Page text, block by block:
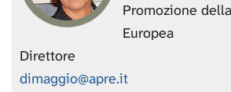
Promozione
Europea
Direttore
dimaggio@apre.it